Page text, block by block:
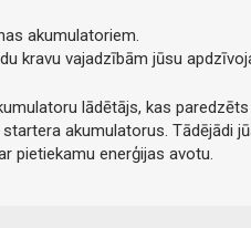
akumulatoriem.
kravu vajadzībām jūsu
lādētājs, kas
akumulatorus.
pietiekamu enerģijas avotu.